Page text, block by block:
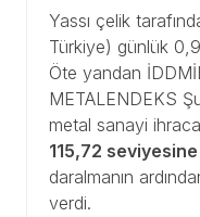
Yassı çelik
Türkiye) günlük
Öte yandan
METALENDEKS
metal sanayi
115,72 seviyesine
daralmanın
verdi.